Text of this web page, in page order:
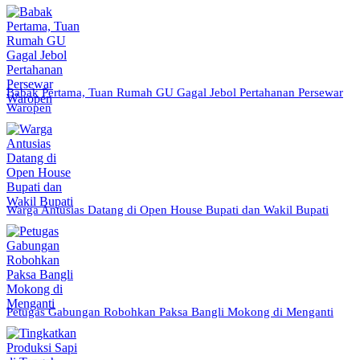
Babak Pertama, Tuan Rumah GU Gagal Jebol Pertahanan Persewar
Waropen
Warga Antusias Datang di Open House Bupati dan Wakil Bupati
Petugas Gabungan Robohkan Paksa Bangli Mokong di Menganti